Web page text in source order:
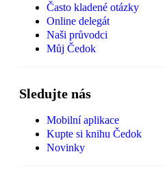
Často kladené otázky
Online delegát
Naši průvodci
Můj Čedok
Sledujte nás
Mobilní aplikace
Kupte si knihu Čedok
Novinky